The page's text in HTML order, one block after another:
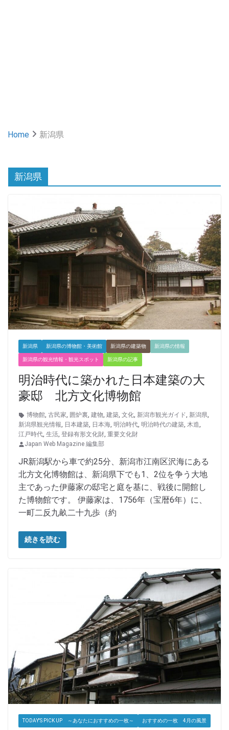
Home 新潟県
新潟県
新潟県 新潟県の博物館・美術館 新潟県の建築物 新潟県の情報
新潟県の観光情報・観光スポット 新潟県の記事
明治時代に築かれた日本建築の大
豪邸 北方文化博物館
博物館, 古民家, 囲炉裏, 建物, 建築, 文化, 新潟市観光ガイド, 新潟県,
新潟県観光情報, 日本建築, 日本海, 明治時代, 明治時代の建築, 木造,
江戸時代, 生活, 登録有形文化財, 重要文化財
Japan Web Magazine 編集部
JR新潟駅から車で約25分、新潟市江南区沢海にある
北方文化博物館は、新潟県下でも1、2位を争う大地
主であった伊藤家の邸宅と庭を基に、戦後に開館し
た博物館です。 伊藤家は、1756年（宝暦6年）に、
一町二反九畝二十九歩（約
続きを読む
TODAY'S PICK UP ～あなたにおすすめの一枚～ おすすめの一枚 4月の風景